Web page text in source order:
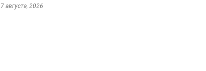
7 августа, 2026